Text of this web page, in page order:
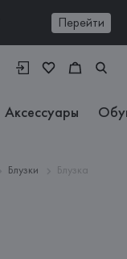
Перейти
Аксессуары
Блузки
Блузка